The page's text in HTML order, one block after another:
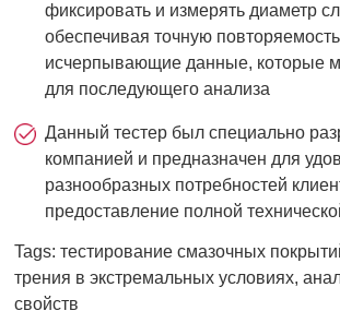
фиксировать и измерять диаметр
обеспечивая точную
исчерпывающие данные, которые
для последующего анализа
Данный тестер был специально
компанией и предназначен для
разнообразных потребностей
предоставление полной
Tags: тестирование смазочных
трения в экстремальных условиях,
свойств